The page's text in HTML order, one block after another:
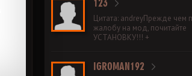
123
Цитата: andreyПрежде чем
жалобу на мод, почитайте
УСТАНОВКУ!!! +
IGROMAN192